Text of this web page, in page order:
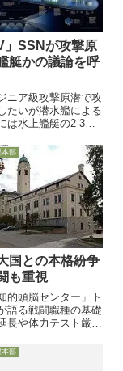
」SSNが攻撃原
艇かの議論を呼
ニア級攻撃原潜で攻
たいが潜水艦による
は水上艦艇の2-3倍
ジニア級攻撃原潜
隻の購入契約を結
え、従来の同級潜水
本部
国との本格紛争
も重視
的頭脳センター」ト
語る戦闘職種の基礎
長や体力テスト厳格
脳」「米陸軍幹部の
本部